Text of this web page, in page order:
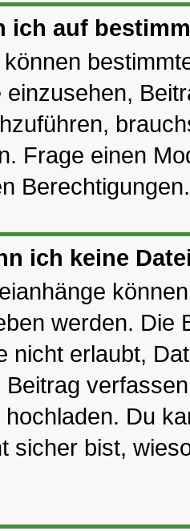
ich auf
einzusehen,
Frage einen
Berechtigungen.
ich keine
werden. Die
nicht erlaubt,
Beitrag
Du
sicher bist,